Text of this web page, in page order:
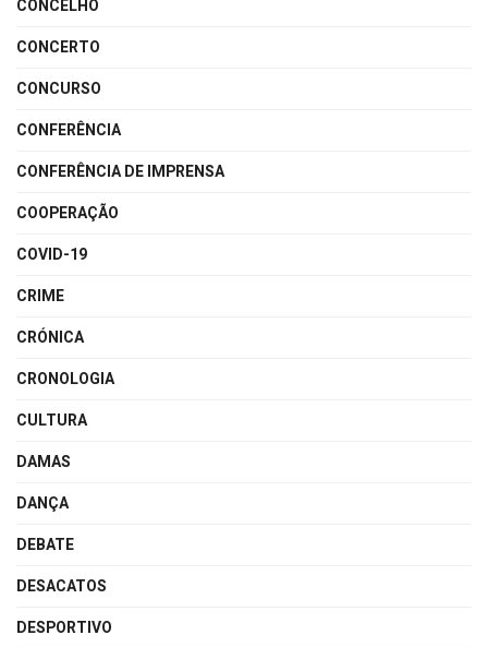
CONCELHO
CONCERTO
CONCURSO
CONFERÊNCIA
CONFERÊNCIA DE IMPRENSA
COOPERAÇÃO
COVID-19
CRIME
CRÓNICA
CRONOLOGIA
CULTURA
DAMAS
DANÇA
DEBATE
DESACATOS
DESPORTIVO